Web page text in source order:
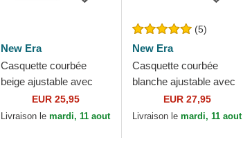
New Era
Casquette courbée
beige ajustable avec
logo vert pour femme
9FORTY League
EUR 25,95
Livraison lemardi, 11 aout
(5)
New Era
Casquette courbée
blanche ajustable avec
logo bleu 9TWENTY
Core Classic Los
EUR 27,95
Livraison lemardi, 11 aout